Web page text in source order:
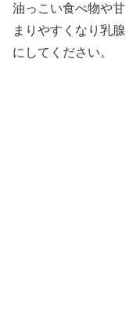
油っこい食べ物や
まりやすくなり乳
にしてください。